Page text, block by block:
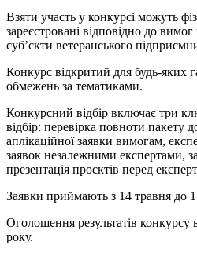
Взяти участь у конкурсі можуть
зареєстровані відповідно до
суб’єкти ветеранського
Конкурс відкритий для будь-яких
обмежень за тематиками.
Конкурсний відбір включає три
відбір: перевірка повноти пакету
аплікаційної заявки вимогам,
заявок незалежними експертами,
презентація проєктів перед
Заявки приймають з 14 травня до
Оголошення результатів конкурсу
року.